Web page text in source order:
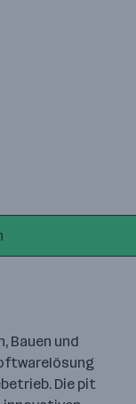
Bauen und
Die pit